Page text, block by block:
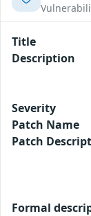
Title
Description
Severity
Patch Name
Patch
Formal